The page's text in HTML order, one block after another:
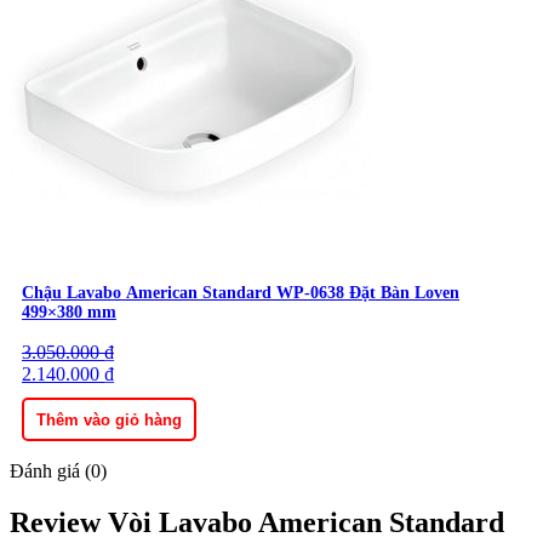
Chậu Lavabo American Standard WP-0638 Đặt Bàn Loven
499×380 mm
3.050.000₫
Giá
gốc
là:
3.050.000 ₫.
2.140.000 ₫
Giá
hiện
tại
là:
2.140.000 ₫.
Thêm vào giỏ hàng
Đánh giá (0)
Review Vòi Lavabo American Standard